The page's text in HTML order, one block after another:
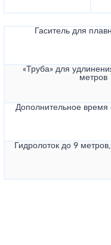
Гаситель для
«Труба» для
метров
Дополнительное
Гидролоток до 9